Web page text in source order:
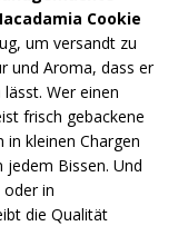
Cookie
um versandt zu
und Aroma, dass er
Wer einen
frisch gebackene
kleinen Chargen
Bissen. Und
in
die Qualität